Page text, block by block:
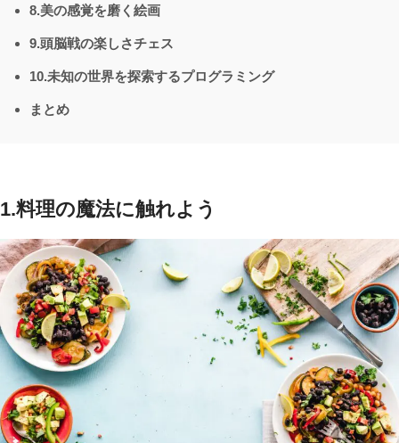
8.美の感覚を磨く絵画
9.頭脳戦の楽しさチェス
10.未知の世界を探索するプログラミング
まとめ
1.料理の魔法に触れよう